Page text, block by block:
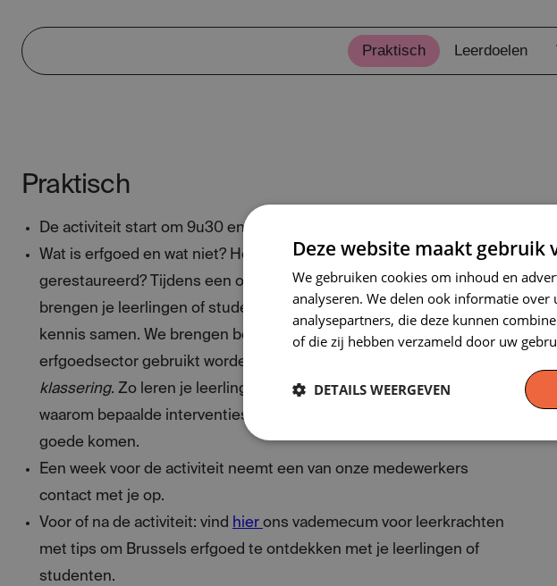
Praktisch Leerdoelen
Praktisch
De activiteit start om 9u30 en eindigt om 12u30.
Wat is erfgoed en wat niet? Hoe wordt erfgoed gewaardeerd en
gerestaureerd? Tijdens een observatiewandeling op de Kunstberg
brengen je leerlingen of studenten hun gedachten, ervaringen en
kennis samen. We brengen begrippen in de praktijk die vaak in de
erfgoedsector gebruikt worden –
klassering. Zo leren je leerlingen of studenten beargumenteren
waarom bepaalde interventies het Brusselse erfgoed al dan niet ten
goede komen.
Een week voor de activiteit neemt een van onze medewerkers
contact met je op.
Voor of na de activiteit: vind hier ons vademecum voor leerkrachten
met tips om Brussels erfgoed te ontdekken met je leerlingen of
studenten.
Deze website maakt gebruik
We gebruiken cookies om inhoud en
analyseren. We delen ook informatie
analysepartners, die deze kunnen
of die zij hebben verzameld door uw
DETAILS WEERGEVEN